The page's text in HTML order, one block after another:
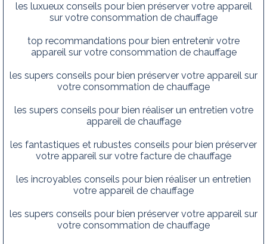
les luxueux conseils pour bien préserver votre appareil
sur votre consommation de chauffage
top recommandations pour bien entretenir votre
appareil sur votre consommation de chauffage
les supers conseils pour bien préserver votre appareil sur
votre consommation de chauffage
les supers conseils pour bien réaliser un entretien votre
appareil de chauffage
les fantastiques et rubustes conseils pour bien préserver
votre appareil sur votre facture de chauffage
les incroyables conseils pour bien réaliser un entretien
votre appareil de chauffage
les supers conseils pour bien préserver votre appareil sur
votre consommation de chauffage